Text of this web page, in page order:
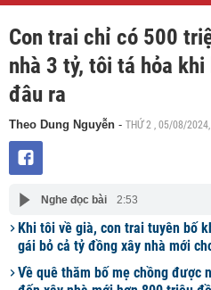
Con trai chỉ có 500
nhà 3 tỷ, tôi tá hỏa
đâu ra
Theo Dung Nguyễn - THỨ 2 , 05/08/
Nghe đọc bài 2:53
Khi tôi về già, con trai tuyên bố
gái bỏ cả tỷ đồng xây nhà mới
Về quê thăm bố mẹ chồng